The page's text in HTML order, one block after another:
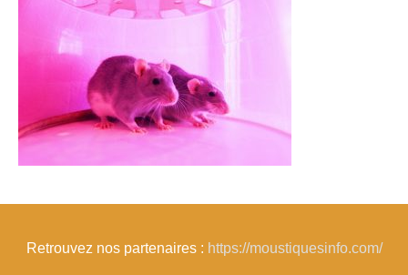
Retrouvez nos partenaires : https://moustiquesinfo.com/